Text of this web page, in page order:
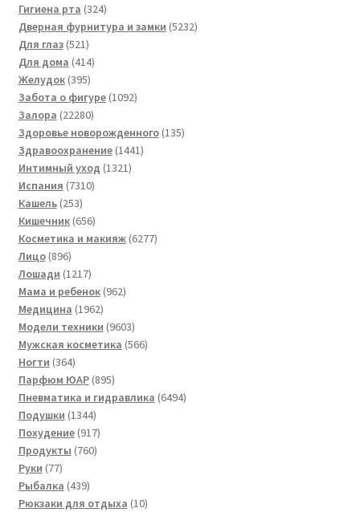
товаров
Гигиена рта 324324
товара
Дверная фурнитура и замки 52325232
Для глаз 521521
товар
Для дома 414414
Желудок 395395
товаров
Забота о фигуре 10921092
Залора 2228022280
товаров
Здоровье новорожденного 135135
Здравоохранение 14411441
Интимный уход 13211321
Испания 73107310
Кашель 253253
товара
Кишечник 656656
товаров
Косметика и макияж 62776277
Лицо 896896
товаров
Лошади 12171217
товаров
Мама и ребенок 962962
Медицина 19621962
товара
Модели техники 96039603
товара
Мужская косметика 566566
Ногти 364364
товара
Парфюм ЮАР 895895
товаров
Пневматика и гидравлика 64946494
Подушки 13441344
товара
Похудение 917917
товаров
Продукты 760760
Руки 7777
товаров
Рыбалка 439439
товаров
Рюкзаки для отдыха 1010